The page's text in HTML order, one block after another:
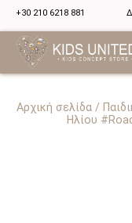
+30 210 6218 881
Αρχική σελίδα /
Ηλίου